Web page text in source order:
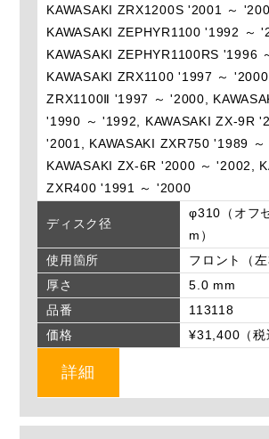
KAWASAKI ZRX1200S '2001 ～
KAWASAKI ZEPHYR1100 '1992 ～
KAWASAKI ZEPHYR1100RS '1996
KAWASAKI ZRX1100 '1997 ～
ZRX1100Ⅱ '1997 ～ '2000,
'1990 ～ '1992, KAWASAKI ZX-9R
'2001, KAWASAKI ZXR750 '1989 ～
KAWASAKI ZX-6R '2000 ～ '2002,
ZXR400 '1991 ～ '2000
ディスク径
φ310（オフ
m）
使用箇所
フロント（左
厚さ
5.0 mm
品番
113118
価格
¥31,400（税
詳細